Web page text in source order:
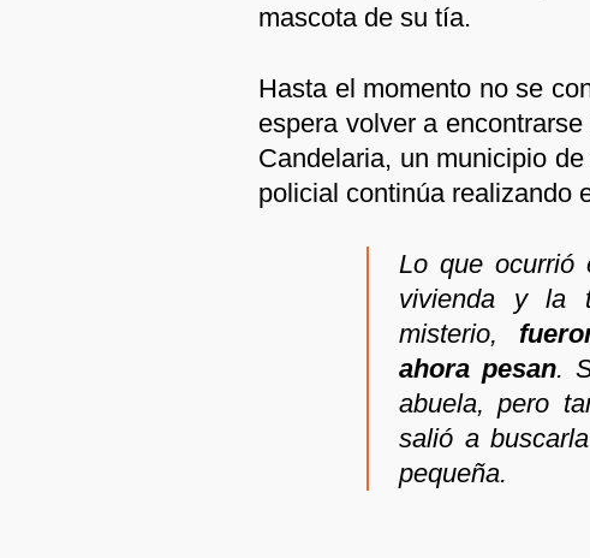
mascota de su tía.
Hasta el momento no se
espera volver a
Candelaria, un municipio
policial continúa realizando
Lo que ocurrió
vivienda y la
misterio,
ahora pesan.
abuela, pero
salió a
pequeña.